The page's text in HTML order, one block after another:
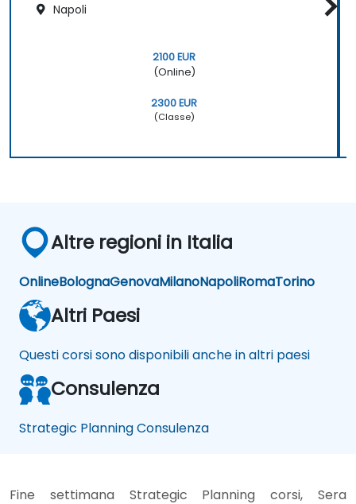
Napoli
2100 EUR
(Online)
2300 EUR
(Classe)
Altre regioni in Italia
OnlineBolognaGenovaMilanoNapoliRomaTorino
Altri Paesi
Questi corsi sono disponibili anche in altri paesi
Consulenza
Strategic Planning Consulenza
Fine settimana Strategic Planning corsi, Sera